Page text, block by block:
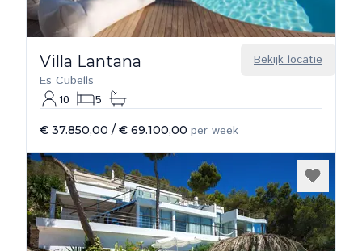
Bekijk locatie
Villa Lantana
Es Cubells
10
5
€ 37.850,00 / € 69.100,00 per week